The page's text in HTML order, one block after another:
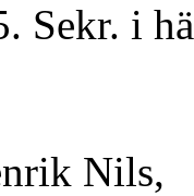
Sekr. i
Nils,